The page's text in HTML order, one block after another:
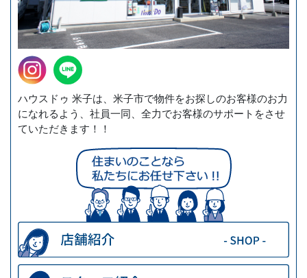
ハウスドゥ 米子は、米子市で物件をお探しのお客様のお力
になれるよう、社員一同、全力でお客様のサポートをさせ
ていただきます！！